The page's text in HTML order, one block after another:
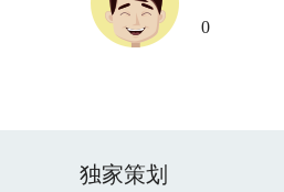
0
独家策划